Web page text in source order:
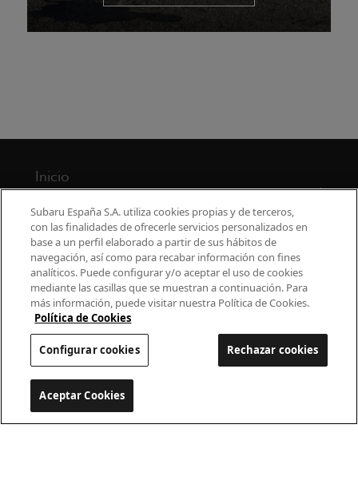
Inicio
Modelos
¿Por qué Subaru?
Finance
Propietarios
Contacto
Universo Subaru
900 440 044
Subaru España S.A. utiliza cookies propias y de terceros,
con las finalidades de ofrecerle servicios personalizados en
base a un perfil elaborado a partir de sus hábitos de
navegación, así como para recabar información con fines
analíticos. Puede configurar y/o aceptar el uso de cookies
mediante las casillas que se muestran a continuación. Para
más información, puede visitar nuestra Política de Cookies.
Política de Cookies
Configurar cookies Rechazar cookies
Aceptar Cookies